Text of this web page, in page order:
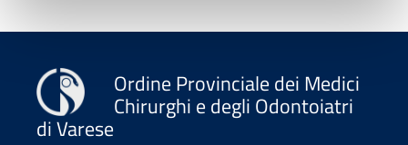
Ordine Provinciale dei Medici
Chirurghi e degli Odontoiatri
di Varese